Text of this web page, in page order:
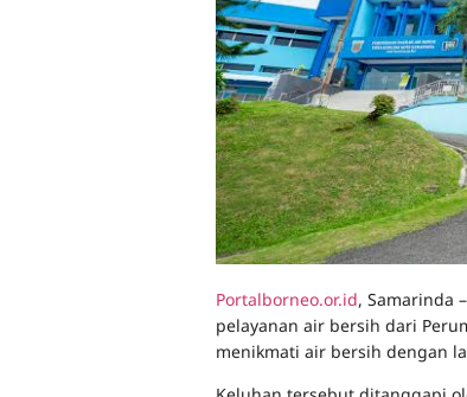
Portalborneo.or.id, Samarinda
pelayanan air bersih dari
menikmati air bersih dengan